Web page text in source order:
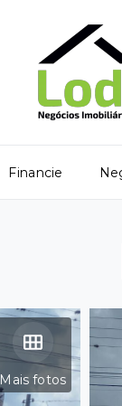
Financie
Mais fotos